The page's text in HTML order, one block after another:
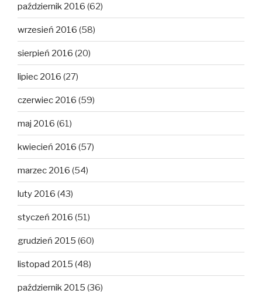
październik 2016 (62)
wrzesień 2016 (58)
sierpień 2016 (20)
lipiec 2016 (27)
czerwiec 2016 (59)
maj 2016 (61)
kwiecień 2016 (57)
marzec 2016 (54)
luty 2016 (43)
styczeń 2016 (51)
grudzień 2015 (60)
listopad 2015 (48)
październik 2015 (36)